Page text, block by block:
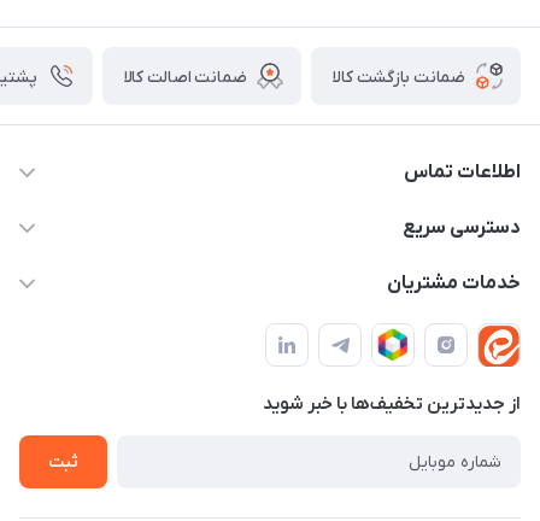
ضمانت بازگشت کالا ضمانت اصالت کالا
اطلاعات تماس
09982430312
دسترسی سریع
حساب کاربری
لیست محصولات
درباره ما
خدمات مشتریان
قوانین و مقررات
حریم خصوصی
راهنما
از جدید‌ترین تخفیف‌ها با‌ خبر شوید
ثبت